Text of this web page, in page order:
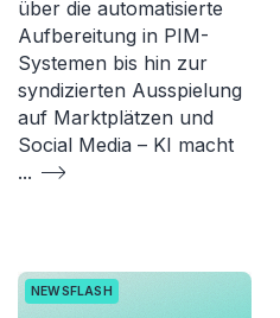
über die automatisierte
Aufbereitung in PIM-
Systemen bis hin zur
syndizierten Ausspielung
auf Marktplätzen und
Social Media – KI macht
...
NEWSFLASH